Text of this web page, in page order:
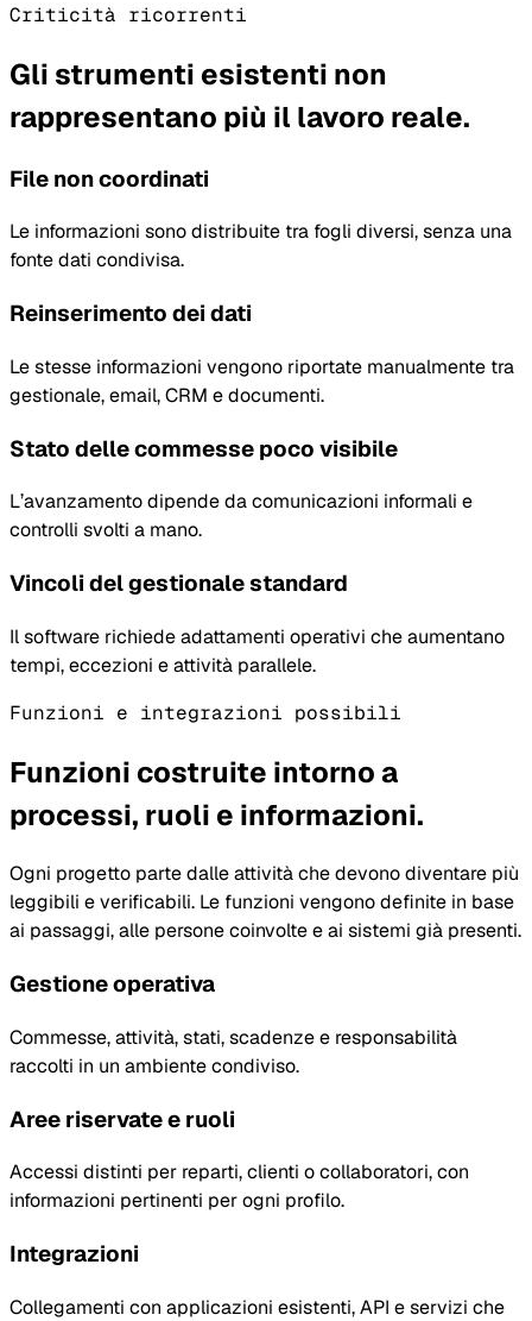
Criticità ricorrenti
Gli strumenti esistenti non
rappresentano più il lavoro reale.
File non coordinati
Le informazioni sono distribuite tra fogli diversi, senza una
fonte dati condivisa.
Reinserimento dei dati
Le stesse informazioni vengono riportate manualmente tra
gestionale, email, CRM e documenti.
Stato delle commesse poco visibile
L’avanzamento dipende da comunicazioni informali e
controlli svolti a mano.
Vincoli del gestionale standard
Il software richiede adattamenti operativi che aumentano
tempi, eccezioni e attività parallele.
Funzioni e integrazioni possibili
Funzioni costruite intorno a
processi, ruoli e informazioni.
Ogni progetto parte dalle attività che devono diventare più
leggibili e verificabili. Le funzioni vengono definite in base
ai passaggi, alle persone coinvolte e ai sistemi già presenti.
Gestione operativa
Commesse, attività, stati, scadenze e responsabilità
raccolti in un ambiente condiviso.
Aree riservate e ruoli
Accessi distinti per reparti, clienti o collaboratori, con
informazioni pertinenti per ogni profilo.
Integrazioni
Collegamenti con applicazioni esistenti, API e servizi che